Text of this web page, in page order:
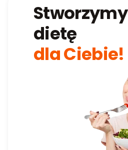
Stworzymy
dietę
dla Ciebie!